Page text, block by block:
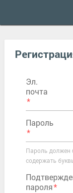
Эл.
почта
Пароль
Пароль должен
содержать
пароля